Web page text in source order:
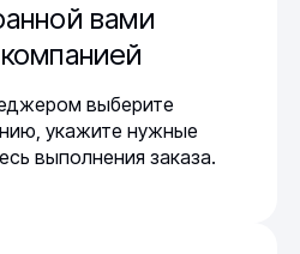
вами
выберите
укажите нужные
выполнения заказа.